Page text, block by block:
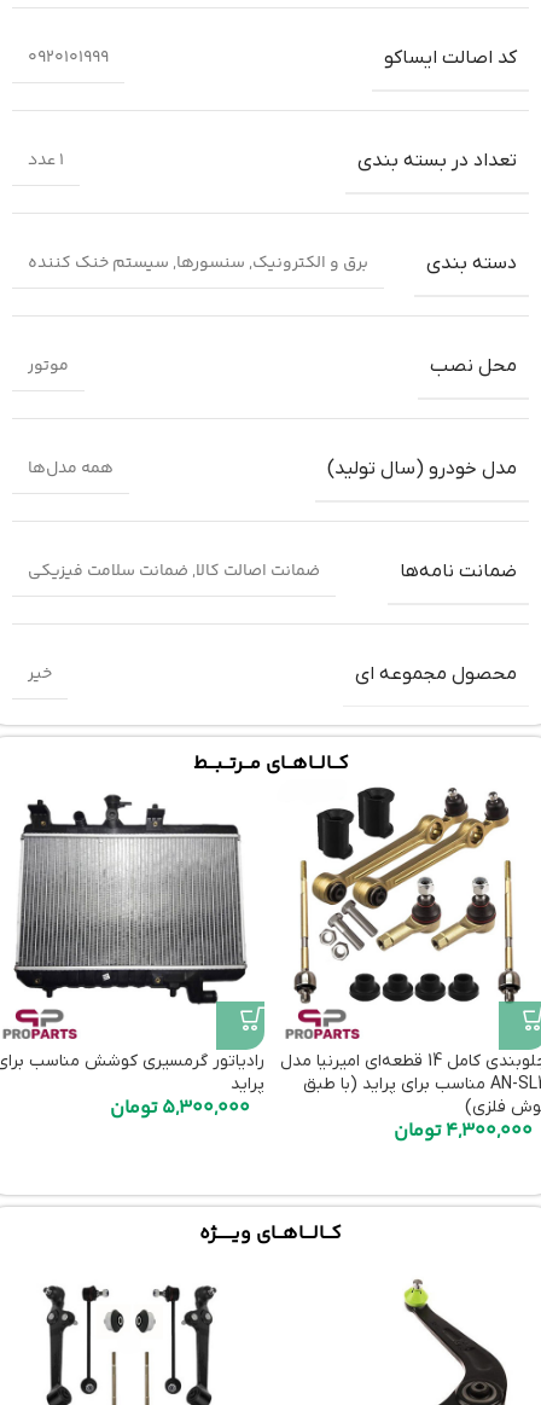
کد اصالت ایساکو 0920101999
تعداد در بسته بندی 1 عدد
دسته بندی برق و الکترونیک, سنسورها, سیستم خنک کننده
محل نصب موتور
مدل خودرو (سال تولید) همه مدل‌ها
ضمانت‌ نامه‌ها ضمانت اصالت کالا, ضمانت سلامت فیزیکی
محصول مجموعه ای خیر
کـــالـــاهـــای مـــرتـــبـــط
جلوبندی کامل 14 قطعه‌ای امیرنیا مدل
AN-SL4 مناسب برای پراید (با طبق
فلزی)
4,300,000تومان
رادیاتور گرمسیری کوشش مناسب
پراید
5,300,000تومان
کـــالــــاهـــای ویـــــــژه